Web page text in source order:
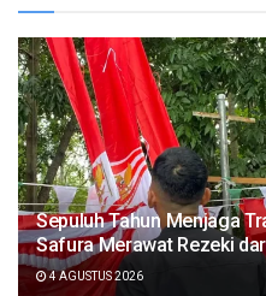
Sepuluh Tahun Menjaga
Safura Merawat Rezeki
4 AGUSTUS 2026